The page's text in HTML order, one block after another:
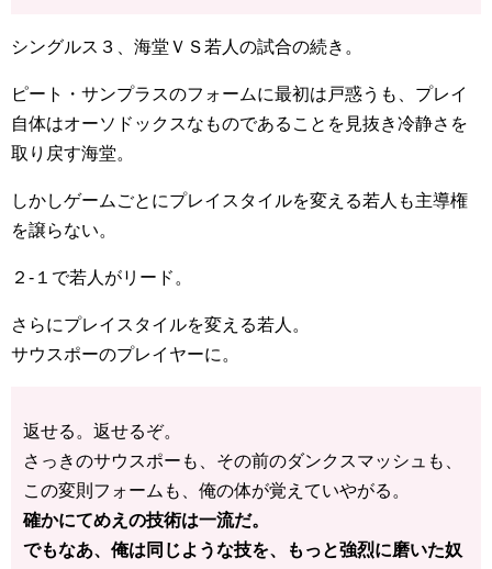
シングルス３、海堂ＶＳ若人の試合の続き。
ピート・サンプラスのフォームに最初は戸惑うも、プレイ
自体はオーソドックスなものであることを見抜き冷静さを
取り戻す海堂。
しかしゲームごとにプレイスタイルを変える若人も主導権
を譲らない。
２-１で若人がリード。
さらにプレイスタイルを変える若人。
サウスポーのプレイヤーに。
返せる。返せるぞ。
さっきのサウスポーも、その前のダンクスマッシュも、
この変則フォームも、俺の体が覚えていやがる。
確かにてめえの技術は一流だ。
でもなあ、俺は同じような技を、もっと強烈に磨いた奴